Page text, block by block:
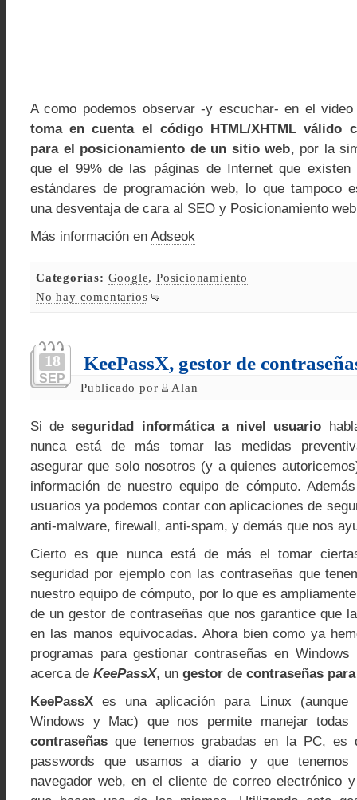
A como podemos observar -y escuchar- en el
toma en cuenta el código HTML/XHTML válido
para el posicionamiento de un sitio web, por la
que el 99% de las páginas de Internet que
estándares de programación web, lo que tampoco
una desventaja de cara al SEO y Posicionamiento
Más información en Adseok
Categorías: Google,Posicionamiento
No hay comentarios
18
SEP
KeePassX, gestor de
Publicado por Alan
Si deseguridad informática a nivel usuario
nunca está de más tomar las medidas
asegurar que solo nosotros (y a quienes
información de nuestro equipo de cómputo.
usuarios ya podemos contar con aplicaciones de
anti-malware, firewall, anti-spam, y demás que nos
Cierto es que nunca está de más el tomar
seguridad por ejemplo con las contraseñas que
nuestro equipo de cómputo, por lo que es
de un gestor de contraseñas que nos garantice que
en las manos equivocadas. Ahora bien como ya
programas para gestionar contraseñas en
acerca de KeePassX, un gestor de contraseñas
KeePassX es una aplicación para Linux (aunque
Windows y Mac) que nos permite manejar
contraseñas que tenemos grabadas en la PC, es
passwords que usamos a diario y que tenemos
navegador web, en el cliente de correo electrónico